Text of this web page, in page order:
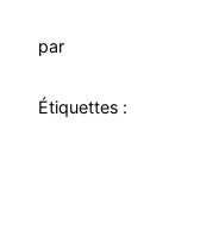
par
Étiquettes :